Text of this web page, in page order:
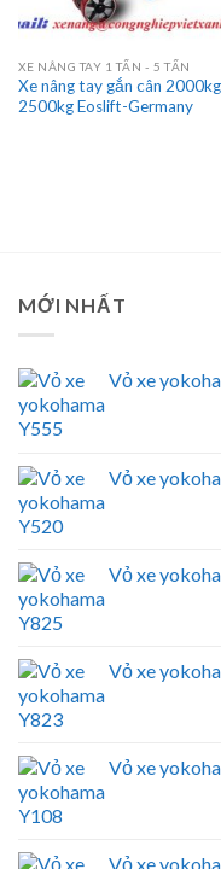
XE NÂNG TAY 1 TẤN - 5 TẤN
Xe nâng tay gắn cân
2500kg Eoslift-Germany
MỚI NHẤT
Vỏ xe
Vỏ xe
Vỏ xe
Vỏ xe
Vỏ xe
Vỏ xe